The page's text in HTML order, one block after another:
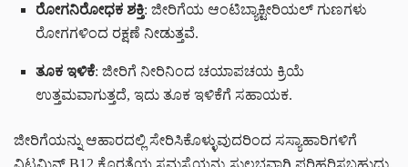
ರೋಗನಿರೋಧಕ ಶಕ್ತಿ: ಜೀರಿಗೆಯ ಆಂಟಿಬ್ಯಾಕ್ಟೀರಿಯಲ್ ಗುಣಗಳು
ರೋಗಗಳಿಂದ ರಕ್ಷಣೆ ನೀಡುತ್ತವೆ.
ತೂಕ ಇಳಿಕೆ: ಜೀರಿಗೆ ನೀರಿನಿಂದ ಚಯಾಪಚಯ ಕ್ರಿಯೆ
ಉತ್ತಮವಾಗುತ್ತದೆ, ಇದು ತೂಕ ಇಳಿಕೆಗೆ ಸಹಾಯಕ.
ಜೀರಿಗೆಯನ್ನು ಆಹಾರದಲ್ಲಿ ಸೇರಿಸಿಕೊಳ್ಳುವುದರಿಂದ ಸಸ್ಯಾಹಾರಿಗಳಿಗೆ
ವಿಟಮಿನ್ B12 ಕೊರತೆಯ ಸಮಸ್ಯೆಯನ್ನು ಸುಲಭವಾಗಿ ಪರಿಹರಿಸಬಹುದು.